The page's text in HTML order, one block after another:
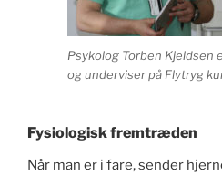
Psykolog Torben Kjeldsen
og underviser på Flytryg
Fysiologisk fremtræden
Når man er i fare, sender